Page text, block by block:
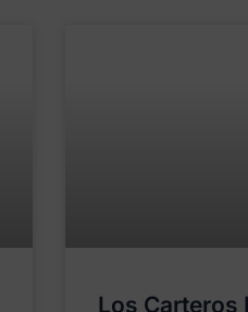
Los Carteros